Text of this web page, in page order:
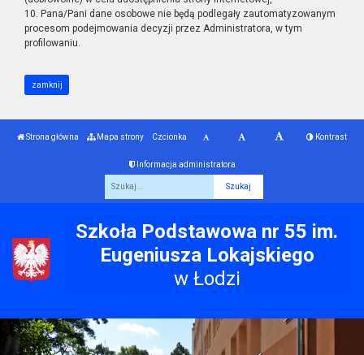
10. Pana/Pani dane osobowe nie będą podlegały zautomatyzowanym
procesom podejmowania decyzji przez Administratora, w tym
profilowaniu.
zamknij
Strona główna Mapa strony Czcionka Kontrast
Informacja administratora
Szkoła Podstawowa nr 55 im.
Eugeniusza Lokajskiego
w Łodzi